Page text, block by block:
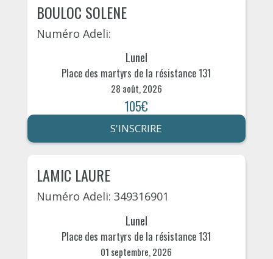
BOULOC SOLENE
Numéro Adeli:
Lunel
Place des martyrs de la résistance 131
28 août, 2026
105€
S'INSCRIRE
LAMIC LAURE
Numéro Adeli: 349316901
Lunel
Place des martyrs de la résistance 131
01 septembre, 2026